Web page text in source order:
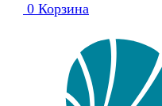
0 Корзина